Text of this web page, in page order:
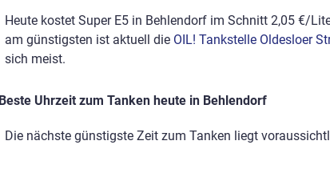
Heute kostet Super E5 in Behlendorf im Schnitt 2,05 €/
am günstigsten ist aktuell die OIL! Tankstelle Oldesloer
sich meist.
Beste Uhrzeit zum Tanken heute in Behlendorf
Die nächste günstigste Zeit zum Tanken liegt